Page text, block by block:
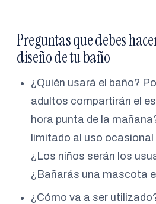
Preguntas que debes
diseño de tu baño
¿Quién usará el baño?
adultos compartirán el
hora punta de la
limitado al uso ocasional
¿Los niños serán los
¿Bañarás una mascota
¿Cómo va a ser